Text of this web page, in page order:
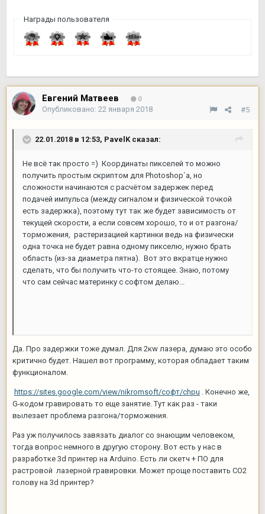
Награды пользователя
Евгений Матвеев 0
#5
Опубликовано: 22 января 2018
22.01.2018 в 12:53, PavelKсказал:
Не всё так просто =) Координаты пикселей то можно
получить простым скриптом для Photoshop`а, но
сложности начинаются с расчётом задержек перед
подачей импульса (между сигналом и физической точкой
есть задержка), поэтому тут так же будет зависимость от
текущей скорости, а если совсем хорошо, то и от разгона/
торможения, растеризацией картинки ведь на физически
одна точка не будет равна одному пикселю, нужно брать
область (из-за диаметра пятна). Вот это вкратце нужно
сделать, что бы получить что-то стоящее. Знаю, потому
что сам сейчас материнку с софтом делаю...
Да. Про задержки тоже думал. Для 2кw лазера, думаю это особо
критично будет. Нашел вот программу, которая обладает таким
функционалом.
https://sites.google.com/view/nikromsoft/софт/chpu . Конечно же,
G-кодом гравировать то еще занятие. Тут как раз - таки
вылезает проблема разгона/торможения.
Раз уж получилось завязать диалог со знающим человеком,
тогда вопрос немного в другую сторону. Вот есть у нас в
разработке 3d принтер на Arduino. Есть ли скетч + ПО для
растровой лазерной гравировки. Может проще поставить CO2
голову на 3d принтер?